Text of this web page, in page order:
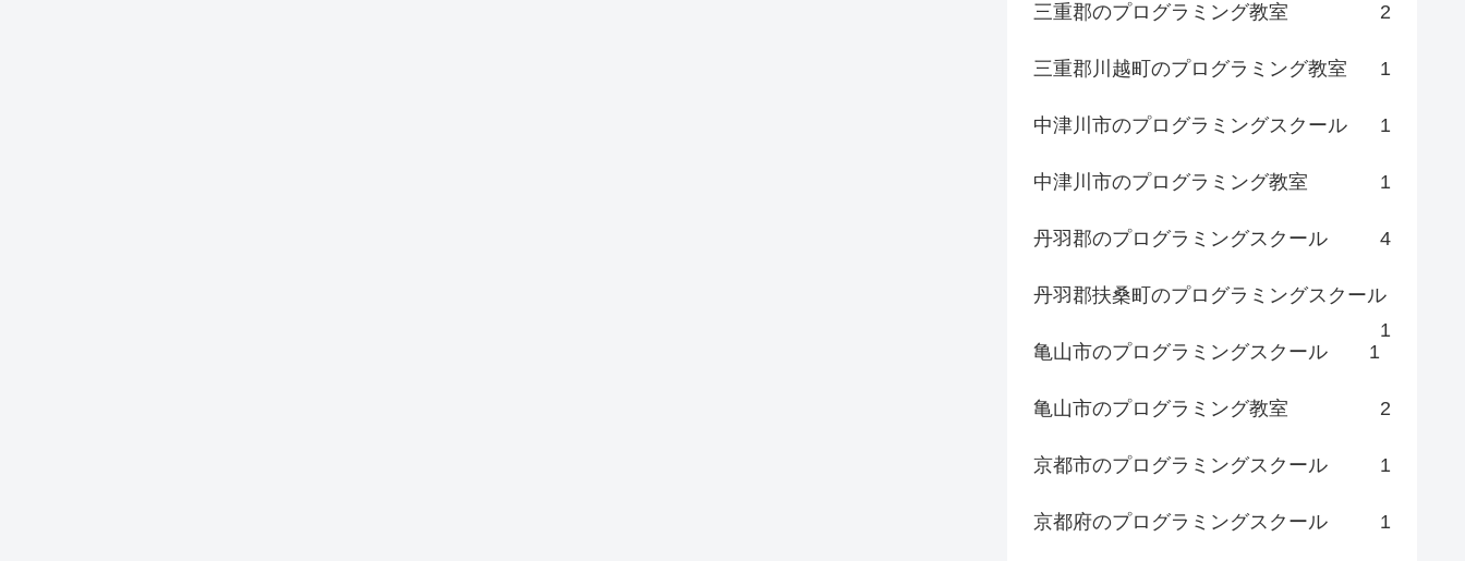
三重郡のプログラミング教室 2
三重郡川越町のプログラミング教室 1
中津川市のプログラミングスクール 1
中津川市のプログラミング教室 1
丹羽郡のプログラミングスクール 4
丹羽郡扶桑町のプログラミングスクール
1
亀山市のプログラミングスクール
1
亀山市のプログラミング教室 2
京都市のプログラミングスクール 1
京都府のプログラミングスクール 1